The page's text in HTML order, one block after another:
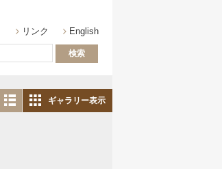
リンク English
ギャラリー表示